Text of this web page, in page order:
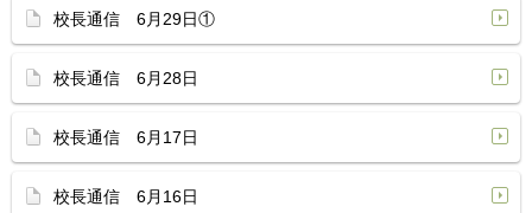
校長通信 6月29日①
校長通信 6月28日
校長通信 6月17日
校長通信 6月16日